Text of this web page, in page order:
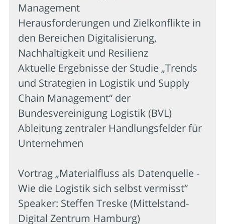
Management
Herausforderungen und Zielkonflikte in
den Bereichen Digitalisierung,
Nachhaltigkeit und Resilienz
Aktuelle Ergebnisse der Studie „Trends
und Strategien in Logistik und Supply
Chain Management“ der
Bundesvereinigung Logistik (BVL)
Ableitung zentraler Handlungsfelder für
Unternehmen
Vortrag „Materialfluss als Datenquelle -
Wie die Logistik sich selbst vermisst“
Speaker: Steffen Treske (Mittelstand-
Digital Zentrum Hamburg)